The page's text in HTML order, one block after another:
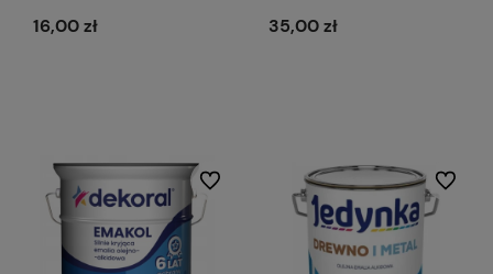
16,00 zł 35,00 zł
Do ulubionych Do